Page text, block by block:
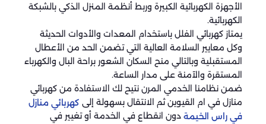
الأجهزة الكهربائية الكبيرة وربط أنظمة المنزل الذكي بالشبكة
الكهربائية.
يمتاز كهربائي الفلل باستخدام المعدات والأدوات الحديثة
وكل معايير السلامة العالية التي تضمن الحد من الأعطال
المستقبلية وبالتالي منح السكان الشعور براحة البال والكهرباء
المستقرة والآمنة على مدار الساعة.
ضمن نظامنا الخدمي المرن نتيح لك الاستفادة من كهربائي
منازل في ام القيوين ثم الانتقال بسهولة إلى كهربائي منازل
في راس الخيمة دون انقطاع في الخدمة أو تغيير في